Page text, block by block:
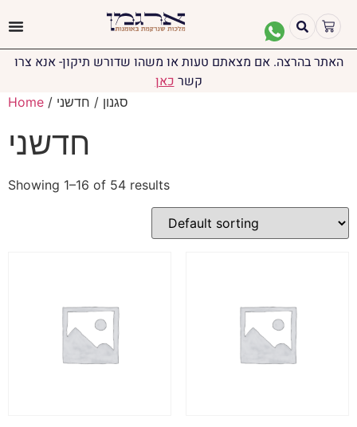
האתר בהרצה. אם מצאתם טעות או משהו שדורש תיקון- אנא צרו
קשרכאן
Home / סגנון / חדשני
חדשני
Showing 1–16 of 54 results